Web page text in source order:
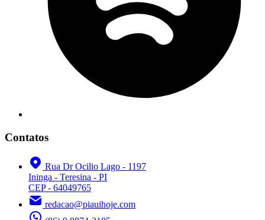
Contatos
Rua Dr Ocilio Lago - 1197
Ininga - Teresina - PI
CEP - 64049765
redacao@piauihoje.com